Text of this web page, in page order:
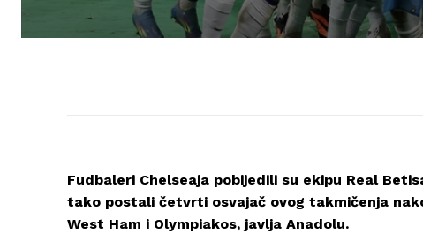
Fudbaleri Chelseaja pobijedili su ekipu Real
tako postali četvrti osvajač ovog takmičenja
West Ham i Olympiakos, javlja Anadolu.